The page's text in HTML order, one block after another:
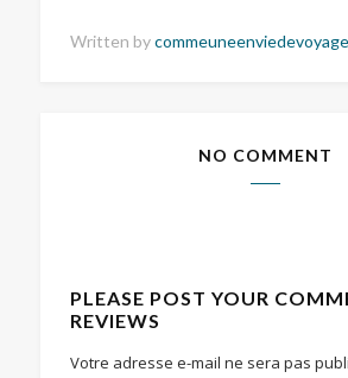
Written bycommeuneenviedevoyage
NO COMMENT
PLEASE POST YOUR
REVIEWS
Votre adresse e-mail ne sera pas